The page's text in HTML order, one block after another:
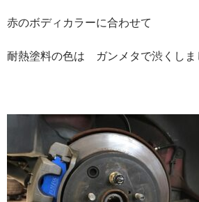
赤のボディカラーに合わせて
耐熱塗料の色は ガンメタで渋くしま